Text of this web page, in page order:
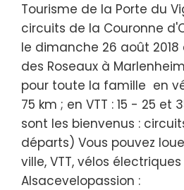
Tourisme de la Porte du
circuits de la Couronne
le dimanche 26 août 2018
des Roseaux à
pour toute la famille en
75 km ; en VTT : 15 - 25 et
sont les bienvenus :
départs) Vous pouvez
ville, VTT, vélos
Alsacevelopassion :